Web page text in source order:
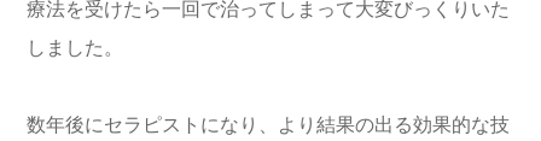
療法を受けたら一回で治ってしまって大変びっくりいた
しました。
数年後にセラピストになり、より結果の出る効果的な技